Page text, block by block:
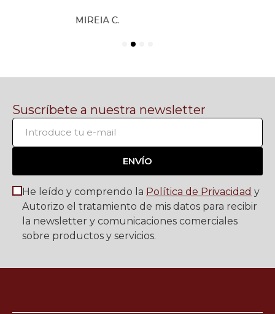
14007 Cordoba (Córdoba), ES
Horario hoy: 09:30-13:30
C/ Cuesta de la estación, 10
31500 Tudela (Navarra), ES
Oro Caja
Avenida de Madrid, 99
50010 Zaragoza (Zaragoza), ES
Suscríbete a nuestra newsletter
He leído y comprendo la
Autorizo el tratamiento de mis datos para recibir
la newsletter y comunicaciones comerciales
sobre productos y servicios.